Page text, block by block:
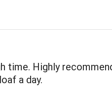
time. Highly
a day.